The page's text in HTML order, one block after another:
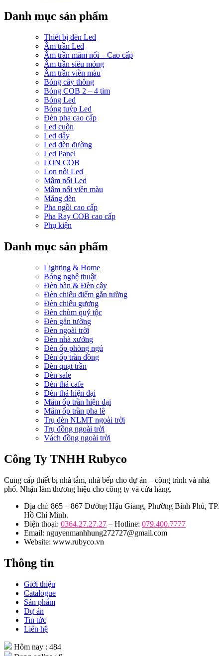
Danh mục sản phẩm
Thiết bị đèn Led
Âm trần Led
Âm trần mâm nổi – Cao cấp
Âm trần siêu mỏng
Âm trần viền màu
Bóng cây thông
Bóng COB 2 – 4 tim
Bóng Led
Bóng tuýp Led
Đèn pha cao cấp
Led cuộn
Led dây
Led đèn đường
Led Panel
LON COB
Lon nổi Led
Mâm nổi Led
Mâm nổi viền màu
Máng đèn
Pha ngồi cao cấp
Pha Ray COB cao cấp
Phụ kiện
Danh mục sản phẩm
Lighting & Home
Bóng nghệ thuật
Đèn bàn & Đèn cây
Đèn chiếu điểm gắn tường
Đèn chiếu gương
Đèn chùm quý tộc
Đèn gắn tường
Đèn ngoài trời
Đèn nhà xưởng
Đèn ốp phòng ngủ
Đèn ốp trần đồng
Đèn quạt trần
Đèn sale
Đèn thả cafe
Đèn thả hiện đại
Mâm ốp trần hiện đại
Mâm ốp trần pha lê
Trụ đèn NLMT ngoài trời
Trụ đồng ngoài trời
Vách đồng ngoài trời
Công Ty TNHH Rubyco
Cung cấp thiết bị nhà tắm, nhà bếp cho dự án – công trình và nhà
phố. Nhận làm thương hiệu cho công ty và cửa hàng.
Địa chỉ: 865 – 867 Đường Hậu Giang, Phường Bình Phú, TP.
Hồ Chí Minh.
Điện thoại: 0364.27.27.27 – Hotline: 079.400.7777
Email: nguyenmanhhung272727@gmail.com
Website: www.rubyco.vn
Thông tin
Giới thiệu
Catalogue
Sản phẩm
Dự án
Tin tức
Liên hệ
Hôm nay : 484